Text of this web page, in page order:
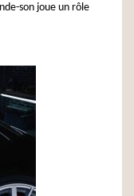
son joue un rôle